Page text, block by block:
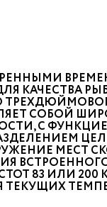
КАЧЕСТВА
СОБОЙ
С ФУНКЦИЕЙ
МЕСТ
83 ИЛИ 200